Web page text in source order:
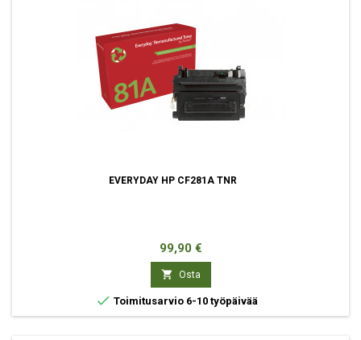
EVERYDAY HP CF281A TNR
Hinta
99,90 €
 Osta
 Toimitusarvio 6-10 työpäivää